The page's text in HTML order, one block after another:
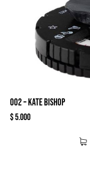
002 – KATE BISHOP
$5.000